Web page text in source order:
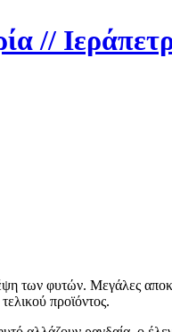
των φυτών. Μεγάλες
προϊόντος.